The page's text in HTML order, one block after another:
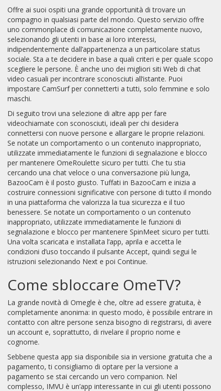
Offre ai suoi ospiti una grande opportunità di trovare un
compagno in qualsiasi parte del mondo. Questo servizio offre
uno commonplace di comunicazione completamente nuovo,
selezionando gli utenti in base ai loro interessi,
indipendentemente dall’appartenenza a un particolare status
sociale. Sta a te decidere in base a quali criteri e per quale scopo
scegliere le persone. È anche uno dei migliori siti Web di chat
video casuali per incontrare sconosciuti all’istante. Puoi
impostare CamSurf per connetterti a tutti, solo femmine e solo
maschi.
Di seguito trovi una selezione di altre app per fare
videochiamate con sconosciuti, ideali per chi desidera
connettersi con nuove persone e allargare le proprie relazioni.
Se notate un comportamento o un contenuto inappropriato,
utilizzate immediatamente le funzioni di segnalazione e blocco
per mantenere OmeRoulette sicuro per tutti. Che tu stia
cercando una chat veloce o una conversazione più lunga,
BazooCam è il posto giusto. Tuffati in BazooCam e inizia a
costruire connessioni significative con persone di tutto il mondo
in una piattaforma che valorizza la tua sicurezza e il tuo
benessere. Se notate un comportamento o un contenuto
inappropriato, utilizzate immediatamente le funzioni di
segnalazione e blocco per mantenere SpinMeet sicuro per tutti.
Una volta scaricata e installata l’app, aprila e accetta le
condizioni d’uso toccando il pulsante Accept, quindi segui le
istruzioni selezionando Next e poi Continue.
Come sbloccare OmeTV?
La grande novità di Omegle è che, oltre ad essere gratuita, è
completamente anonima: in questo modo, è possibile entrare in
contatto con altre persone senza bisogno di registrarsi, di avere
un account e, soprattutto, di rivelare il proprio nome e
cognome.
Sebbene questa app sia disponibile sia in versione gratuita che a
pagamento, ti consigliamo di optare per la versione a
pagamento se stai cercando un vero companion. Nel
complesso, IMVU è un’app interessante in cui gli utenti possono